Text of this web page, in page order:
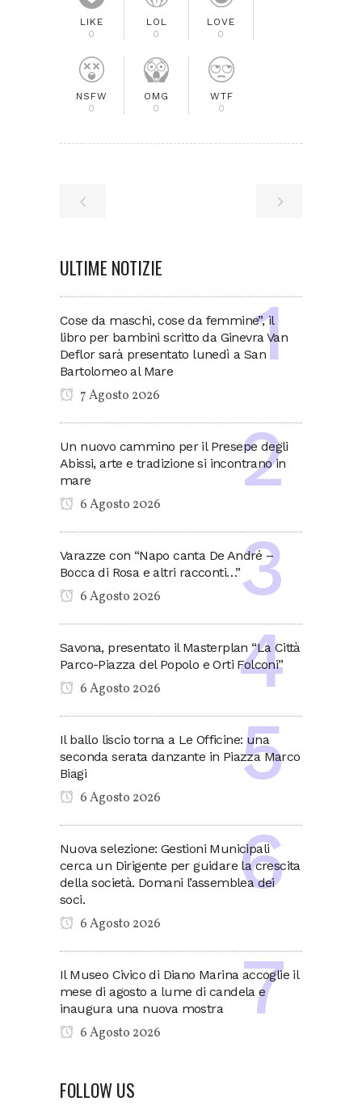
LIKE
0
LOL
0
LOVE
0
NSFW
0
OMG
0
WTF
0
ULTIME NOTIZIE
Cose da maschi, cose da femmine”, il
libro per bambini scritto da Ginevra Van
Deflor sarà presentato lunedì a San
Bartolomeo al Mare
7 Agosto 2026
Un nuovo cammino per il Presepe degli
Abissi, arte e tradizione si incontrano in
mare
6 Agosto 2026
Varazze con “Napo canta De André –
Bocca di Rosa e altri racconti…”
6 Agosto 2026
Savona, presentato il Masterplan “La Città
Parco-Piazza del Popolo e Orti Folconi”
6 Agosto 2026
Il ballo liscio torna a Le Officine: una
seconda serata danzante in Piazza Marco
Biagi
6 Agosto 2026
Nuova selezione: Gestioni Municipali
cerca un Dirigente per guidare la crescita
della società. Domani l’assemblea dei
soci.
6 Agosto 2026
Il Museo Civico di Diano Marina accoglie il
mese di agosto a lume di candela e
inaugura una nuova mostra
6 Agosto 2026
FOLLOW US